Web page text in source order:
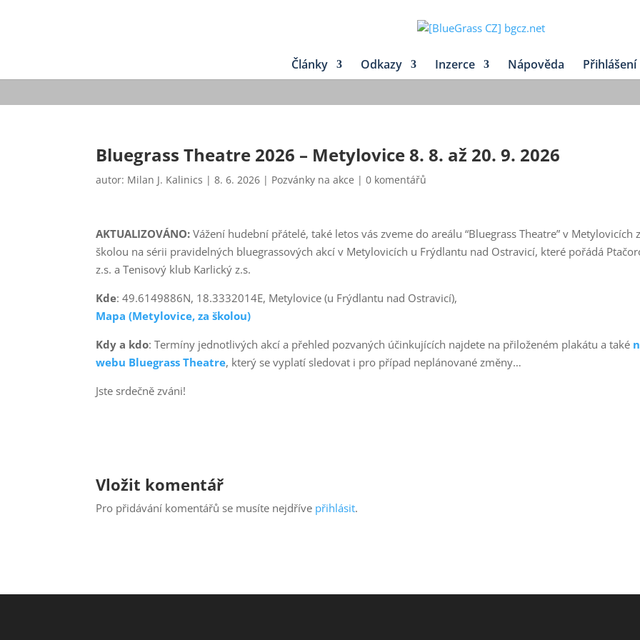
Články Odkazy Inzerce Nápověda Přihlášení
Bluegrass Theatre 2026 – Metylovice 8. 8. až 20. 9. 2026
autor: Milan J. Kalinics |8. 6. 2026 | Pozvánky na akce |0 komentářů
AKTUALIZOVÁNO: Vážení hudební přátelé, také letos vás zveme do areálu “Bluegrass Theatre” v Metylovicích
školou na sérii pravidelných bluegrassových akcí v Metylovicích u Frýdlantu nad Ostravicí, které pořádá
z.s. a Tenisový klub Karlický z.s.
Kde: 49.6149886N, 18.3332014E, Metylovice (u Frýdlantu nad Ostravicí),
Mapa (Metylovice, za školou)
Kdy a kdo: Termíny jednotlivých akcí a přehled pozvaných účinkujících najdete na přiloženém plakátu a také
webu Bluegrass Theatre, který se vyplatí sledovat i pro případ neplánované změny…
Jste srdečně zváni!
Vložit komentář
Pro přidávání komentářů se musíte nejdříve přihlásit.